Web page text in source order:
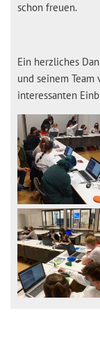
schon freuen.
Ein herzliches
und seinem
interessanten